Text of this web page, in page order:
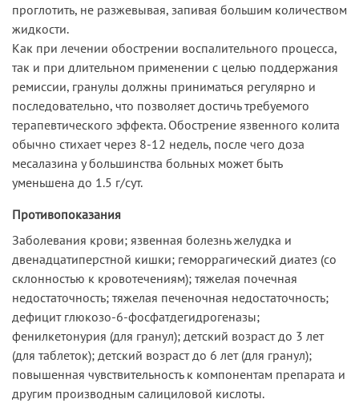
проглотить, не разжевывая, запивая большим количеством
жидкости.
Как при лечении обострении воспалительного процесса,
так и при длительном применении с целью поддержания
ремиссии, гранулы должны приниматься регулярно и
последовательно, что позволяет достичь требуемого
терапевтического эффекта. Обострение язвенного колита
обычно стихает через 8-12 недель, после чего доза
месалазина у большинства больных может быть
уменьшена до 1.5 г/сут.
Противопоказания
Заболевания крови; язвенная болезнь желудка и
двенадцатиперстной кишки; геморрагический диатез (со
склонностью к кровотечениям); тяжелая почечная
недостаточность; тяжелая печеночная недостаточность;
дефицит глюкозо-6-фосфатдегидрогеназы;
фенилкетонурия (для гранул); детский возраст до 3 лет
(для таблеток); детский возраст до 6 лет (для гранул);
повышенная чувствительность к компонентам препарата и
другим производным салициловой кислоты.